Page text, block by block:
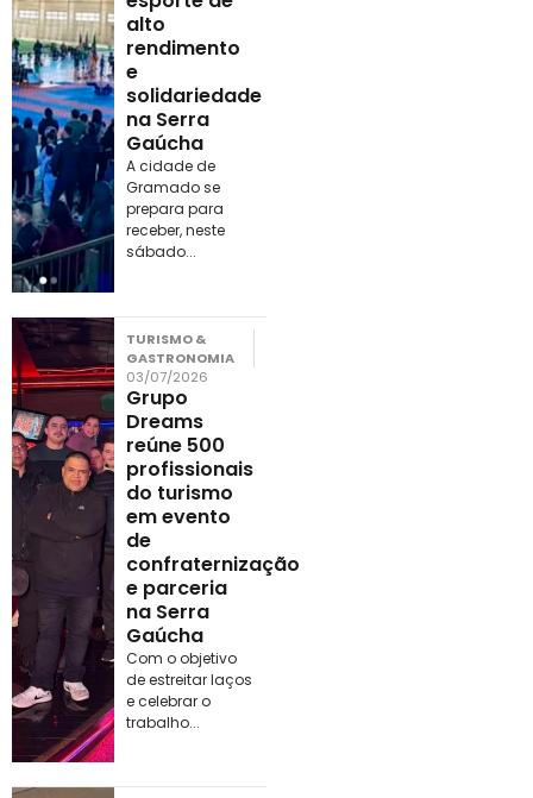
alto
rendimento
e
solidariedade
na Serra
Gaúcha
A cidade de
Gramado se
prepara para
receber, neste
sábado...
TURISMO &
GASTRONOMIA
03/07/2026
Grupo
Dreams
reúne 500
profissionais
do turismo
em evento
de
confraternização
e parceria
na Serra
Gaúcha
Com o objetivo
de estreitar laços
e celebrar o
trabalho...